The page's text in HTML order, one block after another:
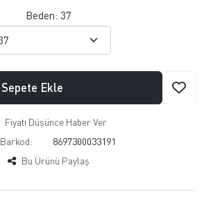
Beden: 37
Sepete Ekle
Fiyatı Düşünce Haber Ver
Barkod:
8697300033191
Bu Ürünü Paylaş